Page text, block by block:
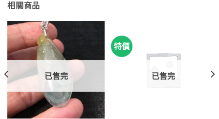
相關商品
已售完
特價
已售完